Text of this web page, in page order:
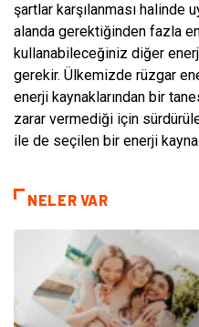
şartlar karşılanması halinde
alanda gerektiğinden fazla
kullanabileceğiniz diğer enerji
gerekir. Ülkemizde rüzgar
enerji kaynaklarından bir
zarar vermediği için
ile de seçilen bir enerji
NELER VAR